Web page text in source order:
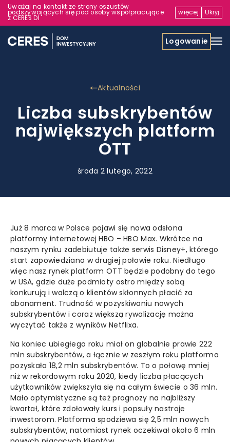
Uważaj na kontakt ze strony oszustów
podszywających się pod osoby współpracujące
z CERES DI
więcej Ukryj
Logowanie
Aktualności
Liczba subskrybentów
największych platform
OTT
środa 2 lutego, 2022
Już 8 marca w Polsce pojawi się nowa odsłona
platformy internetowej HBO – HBO Max. Wkrótce na
naszym rynku zadebiutuje także serwis Disney+, którego
start zapowiedziano w drugiej połowie roku. Niedługo
więc nasz rynek platform OTT będzie podobny do tego
w USA, gdzie duże podmioty ostro między sobą
konkurują i walczą o klientów skłonnych płacić za
abonament. Trudność w pozyskiwaniu nowych
subskrybentów i coraz większą rywalizację można
wyczytać także z wyników Netflixa.
Na koniec ubiegłego roku miał on globalnie prawie 222
mln subskrybentów, a łącznie w zeszłym roku platforma
pozyskała 18,2 mln subskrybentów. To o połowę mniej
niż w rekordowym roku 2020, kiedy liczba płacących
użytkowników zwiększyła się na całym świecie o 36 mln.
Mało optymistyczne są też prognozy na najbliższy
kwartał, które zdołowały kurs i popsuły nastroje
inwestorom. Platforma spodziewa się 2,5 mln nowych
subskrybentów, natomiast rynek oczekiwał około 6 mln